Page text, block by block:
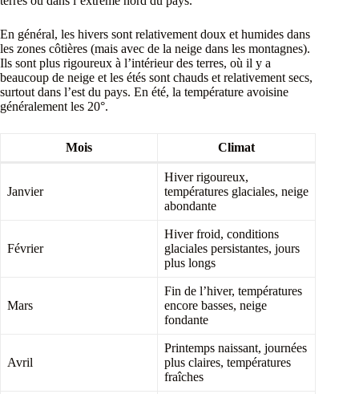
En général, les hivers sont relativement doux et humides dans
les zones côtières (mais avec de la neige dans les montagnes).
Ils sont plus rigoureux à l’intérieur des terres, où il y a
beaucoup de neige et les étés sont chauds et relativement secs,
surtout dans l’est du pays. En été, la température avoisine
généralement les 20°.
Mois Climat
Janvier
Hiver rigoureux,
températures glaciales, neige
abondante
Février
Hiver froid, conditions
glaciales persistantes, jours
plus longs
Mars
Fin de l’hiver, températures
encore basses, neige
fondante
Avril
Printemps naissant, journées
plus claires, températures
fraîches